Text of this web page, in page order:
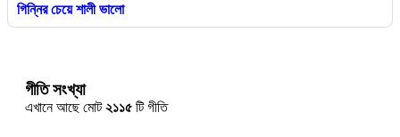
গিন্নির চেয়ে শালী ভালো
গীতি সংখ্যা
এখানে আছে মোট২১১৫ টি গীতি